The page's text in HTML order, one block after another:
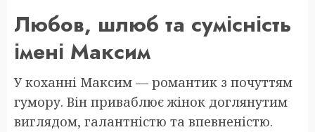
Любов, шлюб та сумісність
імені Максим
У коханні Максим — романтик з почуттям
гумору. Він приваблює жінок доглянутим
виглядом, галантністю та впевненістю.